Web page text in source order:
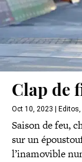
Clap de
Oct 10, 2023 Editos,
Saison de feu,
sur un
l’inamovible